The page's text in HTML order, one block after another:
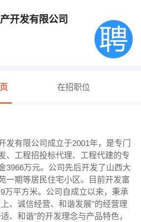
开发有限公司
在招职位
发有限公司成立于2001年，是专门
、工程招投标代理、工程代建的专
3966万元。公司先后开发了山西大
一期等居民住宅小区。目前开发富
万平方米。公司自成立以来，秉承
、诚信经营、和谐发展”的经营理
、和谐”的开发理念与产品特色，